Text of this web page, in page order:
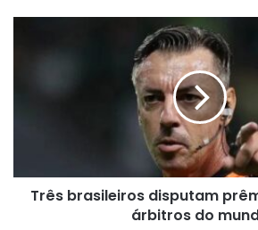
mundo
Três brasileiros disputam
árbitros do